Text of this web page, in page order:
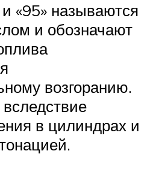
«95» называются
и обозначают
возгоранию.
в цилиндрах и